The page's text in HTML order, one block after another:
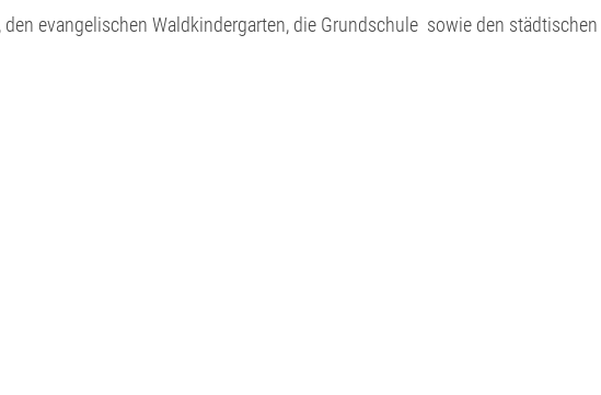
evangelischen Waldkindergarten, die Grundschule sowie den städtischen